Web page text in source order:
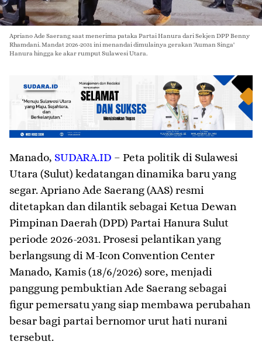
Apriano Ade Saerang saat menerima pataka Partai Hanura dari Sekjen DPP Benny
Rhamdani. Mandat 2026-2031 ini menandai dimulainya gerakan 'Auman Singa'
Hanura hingga ke akar rumput Sulawesi Utara.
Manado, SUDARA.ID – Peta politik di Sulawesi
Utara (Sulut) kedatangan dinamika baru yang
segar. Apriano Ade Saerang (AAS) resmi
ditetapkan dan dilantik sebagai Ketua Dewan
Pimpinan Daerah (DPD) Partai Hanura Sulut
periode 2026-2031. Prosesi pelantikan yang
berlangsung di M-Icon Convention Center
Manado, Kamis (18/6/2026) sore, menjadi
panggung pembuktian Ade Saerang sebagai
figur pemersatu yang siap membawa perubahan
besar bagi partai bernomor urut hati nurani
tersebut.